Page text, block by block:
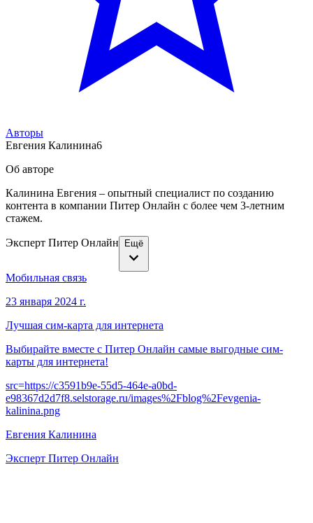
Авторы
Евгения Калинина6
Об авторе
Калинина Евгения – опытный специалист по созданию
контента в компании Питер Онлайн с более чем 3-летним
стажем.
Эксперт Питер Онлайн Ещё
Мобильная связь
23 января 2024 г.
Лучшая сим-карта для интернета
Выбирайте вместе с Питер Онлайн самые выгодные сим-
карты для интернета!
src=https://c3591b9e-55d5-464e-a0bd-
e98367d2d7f8.selstorage.ru/images%2Fblog%2Fevgenia-
kalinina.png
Евгения Калинина
Эксперт Питер Онлайн